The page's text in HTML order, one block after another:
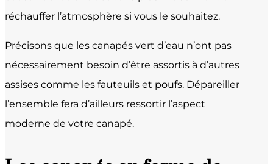
réchauffer l’atmosphère si vous le souhaitez.
Précisons que les canapés vert d’eau n’ont pas
nécessairement besoin d’être assortis à d’autres
assises comme les fauteuils et poufs. Dépareiller
l’ensemble fera d’ailleurs ressortir l’aspect
moderne de votre canapé.